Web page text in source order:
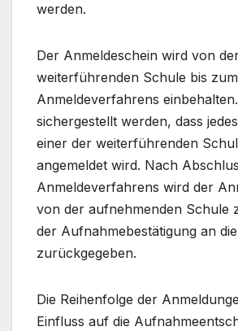
werden.
Der Anmeldeschein wird von
weiterführenden Schule bis
Anmeldeverfahrens
sichergestellt werden, dass
einer der weiterführenden
angemeldet wird. Nach
Anmeldeverfahrens wird der
von der aufnehmenden Schule
der Aufnahmebestätigung an
zurückgegeben.
Die Reihenfolge der
Einfluss auf die